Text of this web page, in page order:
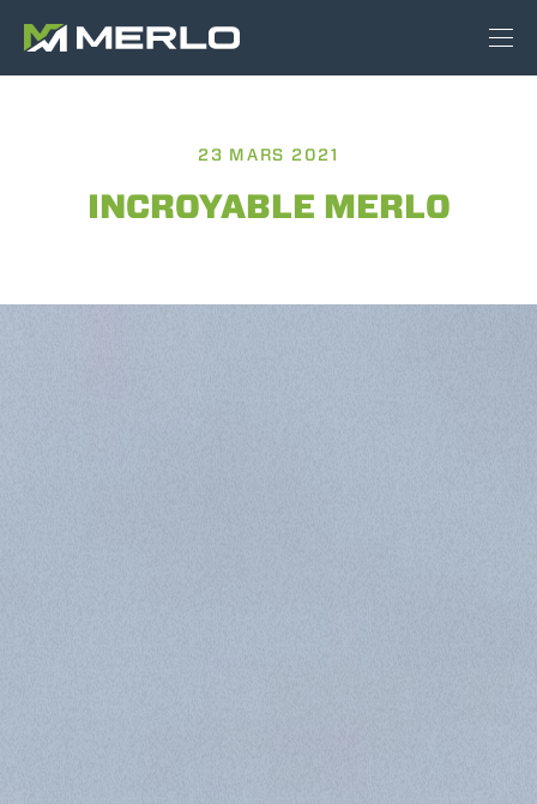
23 MARS 2021
INCROYABLE MERLO